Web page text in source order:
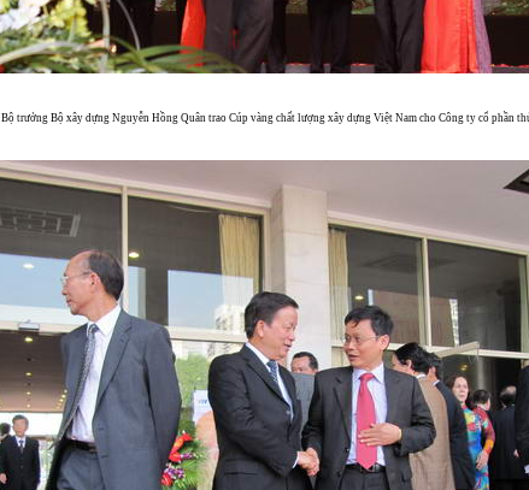
Bộ trưởng Bộ xây dựng Nguyễn Hồng Quân trao Cúp vàng chất lượng xây dựng Việt Nam cho Công ty cổ phần